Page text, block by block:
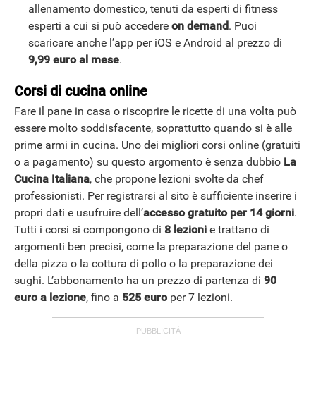
allenamento domestico, tenuti da esperti di fitness
esperti a cui si può accedere on demand. Puoi
scaricare anche l’app per iOS e Android al prezzo di
9,99 euro al mese.
Corsi di cucina online
Fare il pane in casa o riscoprire le ricette di una volta può
essere molto soddisfacente, soprattutto quando si è alle
prime armi in cucina. Uno dei migliori corsi online (gratuiti
o a pagamento) su questo argomento è senza dubbio La
Cucina Italiana, che propone lezioni svolte da chef
professionisti. Per registrarsi al sito è sufficiente inserire i
propri dati e usufruire dell’accesso gratuito per 14 giorni.
Tutti i corsi si compongono di 8 lezioni e trattano di
argomenti ben precisi, come la preparazione del pane o
della pizza o la cottura di pollo o la preparazione dei
sughi. L’abbonamento ha un prezzo di partenza di 90
euro a lezione, fino a 525 europer 7 lezioni.